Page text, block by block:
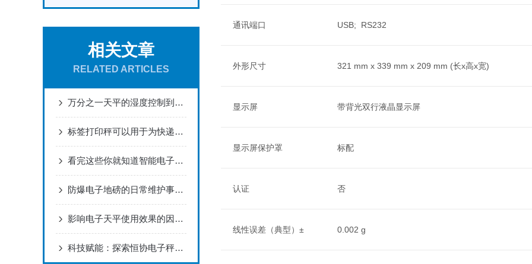
相关文章
RELATED ARTICLES
万分之一天平的湿度控制到底需不需要放干燥剂？
标签打印秤可以用于为快递和包裹打印重量和跟踪信息
看完这些你就知道智能电子秤该如何检测气密性了
防爆电子地磅的日常维护事项及故障处理
影响电子天平使用效果的因素有哪些呢？
科技赋能：探索恒协电子秤的未来功能与应用
通讯端口 USB; RS232
外形尺寸 321 mm x 339 mm x 209 mm (长x高x宽)
显示屏 带背光双行液晶显示屏
显示屏保护罩 标配
认证 否
线性误差（典型）± 0.002 g